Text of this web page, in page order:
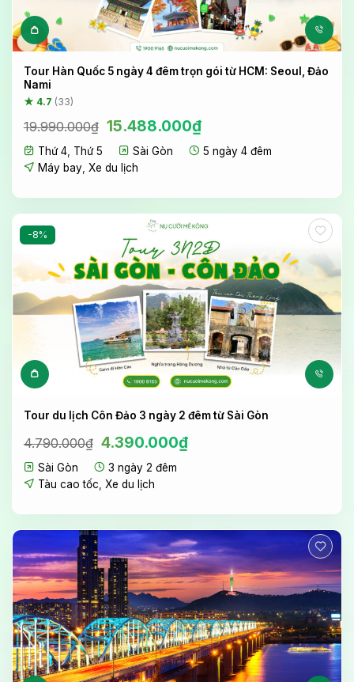
Tour Hàn Quốc 5 ngày 4 đêm trọn gói từ HCM: Seoul, Đảo
Nami
★ 4.7 (33)
19.990.000₫ Giá
là:
19.990.000₫.
15.488.000₫Giá
hiện
tại
Thứ 4, Thứ 5 Sài Gòn
5 ngày 4 đêm
Máy bay, Xe du lịch
-8%
Tour du lịch Côn Đảo 3 ngày 2 đêm từ Sài Gòn
4.790.000₫ Giá
là:
4.790.000₫.
4.390.000₫Giá
hiện
Sài Gòn
3 ngày 2 đêm
Tàu cao tốc Xe du lịch